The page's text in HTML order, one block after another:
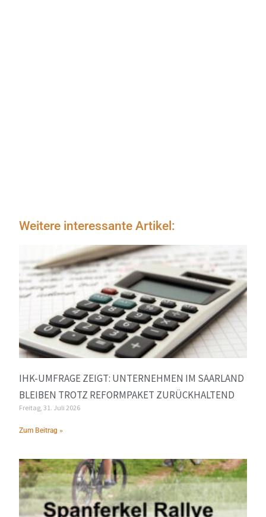
Weitere interessante Artikel:
IHK-UMFRAGE ZEIGT: UNTERNEHMEN IM SAARLAND
BLEIBEN TROTZ REFORMPAKET ZURÜCKHALTEND
Freitag, 31. Juli 2026
Zum Beitrag »